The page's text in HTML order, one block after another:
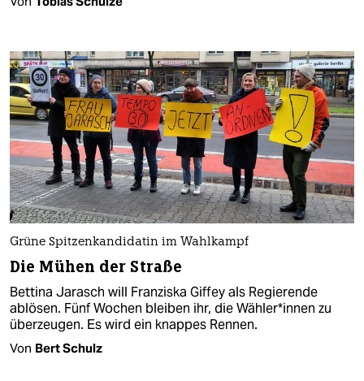
Grüne Spitzenkandidatin im Wahlkampf
Die Mühen der Straße
Bettina Jarasch will Franziska Giffey als Regierende
ablösen. Fünf Wochen bleiben ihr, die Wäh­le­r*in­nen zu
überzeugen. Es wird ein knappes Rennen.
Von Bert Schulz